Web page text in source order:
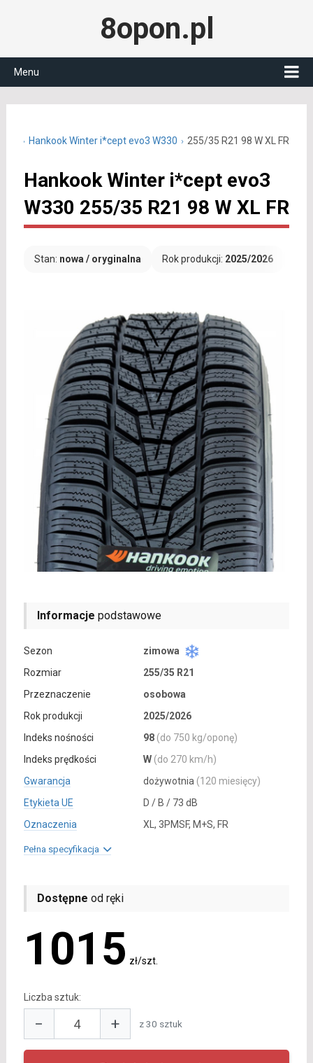
8opon.pl
Menu
Hankook Winter i*cept evo3 W330 255/35 R21 98 W XL FR
Hankook Winter i*cept evo3
W330 255/35 R21 98 W XL FR
Stan: nowa / oryginalna Rok produkcji: 2025/2026
Informacje podstawowe
Sezon
zimowa
Rozmiar
255/35 R21
Przeznaczenie
osobowa
Rok produkcji
2025/2026
Indeks nośności
98 (do 750 kg/oponę)
Indeks prędkości
W (do 270 km/h)
Gwarancja
dożywotnia (120 miesięcy)
Etykieta UE
D / B / 73 dB
Oznaczenia
XL, 3PMSF, M+S, FR
Pełna specyfikacja
Dostępne od ręki
1015 zł/szt.
Liczba sztuk:
− + z 30 sztuk